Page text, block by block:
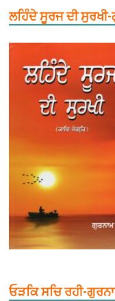
ਲਹਿੰਦੇ ਸੂਰਜ ਦੀ
ਓੜਕਿ ਸਚਿ ਰਹੀ-